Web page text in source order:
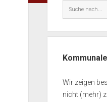
Wir zeigen
nicht (mehr)